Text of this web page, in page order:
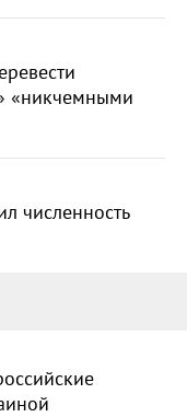
«никчемными
численность